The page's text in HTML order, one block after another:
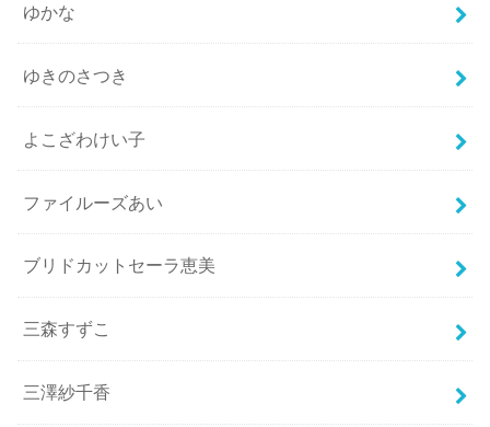
ゆかな
ゆきのさつき
よこざわけい子
ファイルーズあい
ブリドカットセーラ恵美
三森すずこ
三澤紗千香